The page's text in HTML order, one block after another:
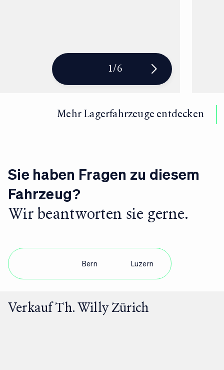
Mehr Lagerfahrzeuge entdecken
1/6
Sie haben Fragen zu diesem
Fahrzeug?
Wir beantworten sie gerne.
Bern Luzern
Verkauf Th. Willy Zürich